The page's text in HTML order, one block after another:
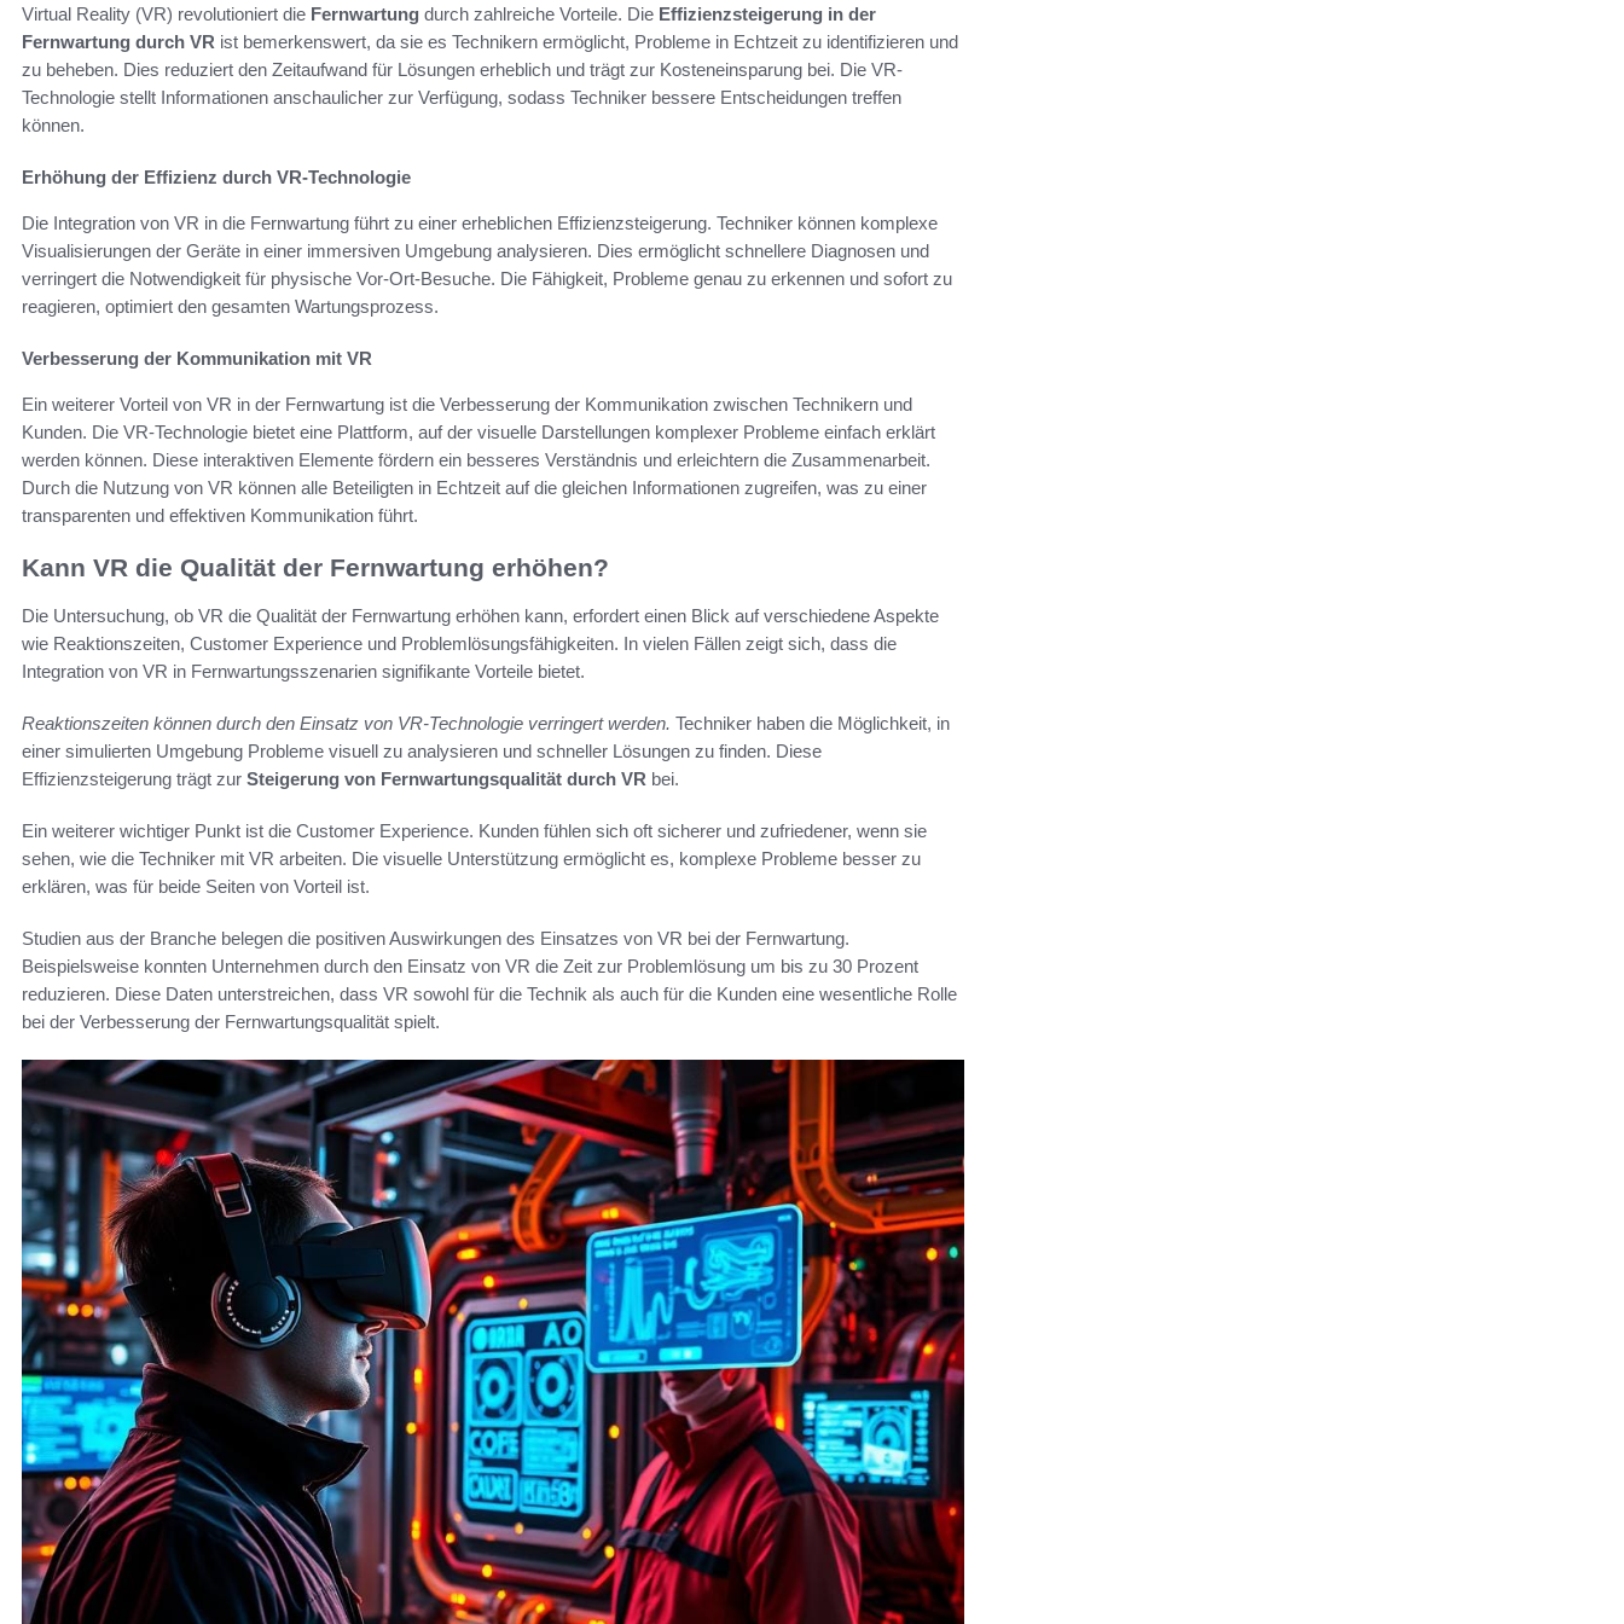
Virtual Reality (VR) revolutioniert die Fernwartung durch zahlreiche Vorteile. Die Effizienzsteigerung in der
Fernwartung durch VR ist bemerkenswert, da sie es Technikern ermöglicht, Probleme in Echtzeit zu identifizieren und
zu beheben. Dies reduziert den Zeitaufwand für Lösungen erheblich und trägt zur Kosteneinsparung bei. Die VR-
Technologie stellt Informationen anschaulicher zur Verfügung, sodass Techniker bessere Entscheidungen treffen
können.
Erhöhung der Effizienz durch VR-Technologie
Die Integration von VR in die Fernwartung führt zu einer erheblichen Effizienzsteigerung. Techniker können komplexe
Visualisierungen der Geräte in einer immersiven Umgebung analysieren. Dies ermöglicht schnellere Diagnosen und
verringert die Notwendigkeit für physische Vor-Ort-Besuche. Die Fähigkeit, Probleme genau zu erkennen und sofort zu
reagieren, optimiert den gesamten Wartungsprozess.
Verbesserung der Kommunikation mit VR
Ein weiterer Vorteil von VR in der Fernwartung ist die Verbesserung der Kommunikation zwischen Technikern und
Kunden. Die VR-Technologie bietet eine Plattform, auf der visuelle Darstellungen komplexer Probleme einfach erklärt
werden können. Diese interaktiven Elemente fördern ein besseres Verständnis und erleichtern die Zusammenarbeit.
Durch die Nutzung von VR können alle Beteiligten in Echtzeit auf die gleichen Informationen zugreifen, was zu einer
transparenten und effektiven Kommunikation führt.
Kann VR die Qualität der Fernwartung erhöhen?
Die Untersuchung, ob VR die Qualität der Fernwartung erhöhen kann, erfordert einen Blick auf verschiedene Aspekte
wie Reaktionszeiten, Customer Experience und Problemlösungsfähigkeiten. In vielen Fällen zeigt sich, dass die
Integration von VR in Fernwartungsszenarien signifikante Vorteile bietet.
Reaktionszeiten können durch den Einsatz von VR-Technologie verringert werden. Techniker haben die Möglichkeit, in
einer simulierten Umgebung Probleme visuell zu analysieren und schneller Lösungen zu finden. Diese
Effizienzsteigerung trägt zur Steigerung von Fernwartungsqualität durch VR bei.
Ein weiterer wichtiger Punkt ist die Customer Experience. Kunden fühlen sich oft sicherer und zufriedener, wenn sie
sehen, wie die Techniker mit VR arbeiten. Die visuelle Unterstützung ermöglicht es, komplexe Probleme besser zu
erklären, was für beide Seiten von Vorteil ist.
Studien aus der Branche belegen die positiven Auswirkungen des Einsatzes von VR bei der Fernwartung.
Beispielsweise konnten Unternehmen durch den Einsatz von VR die Zeit zur Problemlösung um bis zu 30 Prozent
reduzieren. Diese Daten unterstreichen, dass VR sowohl für die Technik als auch für die Kunden eine wesentliche Rolle
bei der Verbesserung der Fernwartungsqualität spielt.